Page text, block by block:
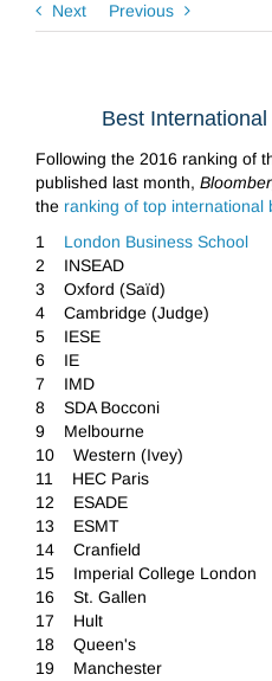
Previous
Next
Best
Following the 2016 ranking of
published last month,
the ranking of top international
1 London Business School
2 INSEAD
3 Oxford (Saïd)
4 Cambridge (Judge)
5 IESE
6 IE
7 IMD
8 SDA Bocconi
9 Melbourne
10 Western (Ivey)
11 HEC Paris
12 ESADE
13 ESMT
14 Cranfield
15 Imperial College London
16 St. Gallen
17 Hult
18 Queen's
19 Manchester